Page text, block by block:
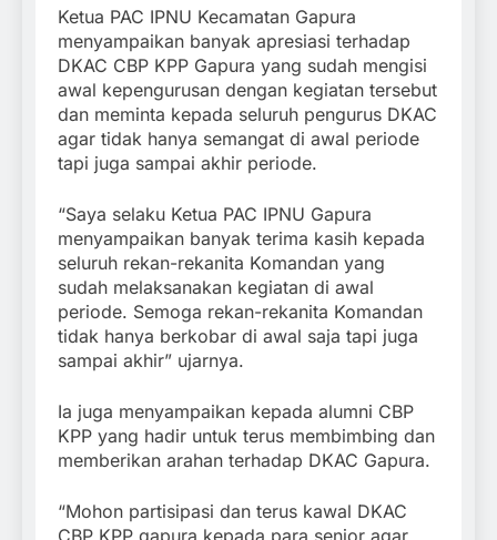
Ketua PAC IPNU Kecamatan Gapura
menyampaikan banyak apresiasi terhadap
DKAC CBP KPP Gapura yang sudah mengisi
awal kepengurusan dengan kegiatan tersebut
dan meminta kepada seluruh pengurus DKAC
agar tidak hanya semangat di awal periode
tapi juga sampai akhir periode.
“Saya selaku Ketua PAC IPNU Gapura
menyampaikan banyak terima kasih kepada
seluruh rekan-rekanita Komandan yang
sudah melaksanakan kegiatan di awal
periode. Semoga rekan-rekanita Komandan
tidak hanya berkobar di awal saja tapi juga
sampai akhir” ujarnya.
Ia juga menyampaikan kepada alumni CBP
KPP yang hadir untuk terus membimbing dan
memberikan arahan terhadap DKAC Gapura.
“Mohon partisipasi dan terus kawal DKAC
CBP KPP gapura kepada para senior agar